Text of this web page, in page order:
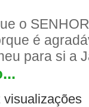
o
é
para si a
visualizações